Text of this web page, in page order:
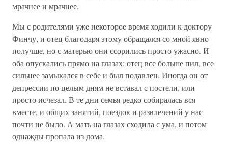
мрачнее и мрачнее.
Мы с родителями уже некоторое время ходили к доктору
Финчу, и отец благодаря этому обращался со мной явно
получше, но с матерью они ссорились просто ужасно. И
оба опускались прямо на глазах: отец все больше пил, все
сильнее замыкался в себе и был подавлен. Иногда он от
депрессии по целым дням не вставал с постели, или
просто исчезал. В те дни семья редко собиралась вся
вместе, и общих занятий, поездок и развлечений у нас
почти не было. А мать на глазах сходила с ума, и потом
однажды пропала из дома.